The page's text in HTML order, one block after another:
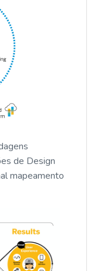
de Design
mapeamento